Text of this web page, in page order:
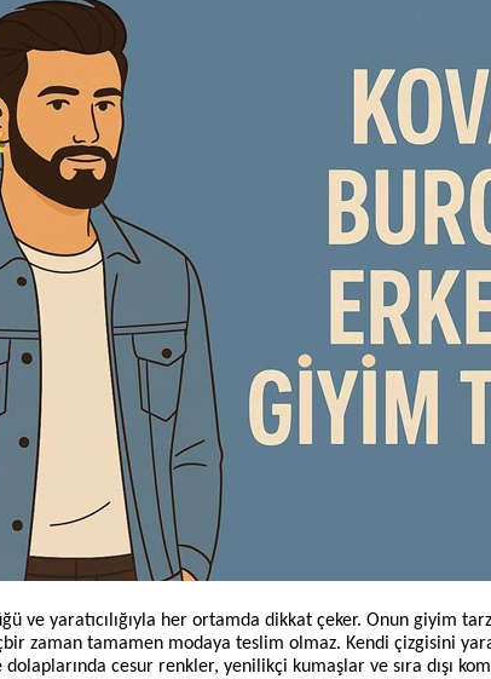
ve yaratıcılığıyla her ortamda dikkat çeker. Onun giyim
zaman tamamen modaya teslim olmaz. Kendi çizgisini
cesur renkler, yenilikçi kumaşlar ve sıra dışı